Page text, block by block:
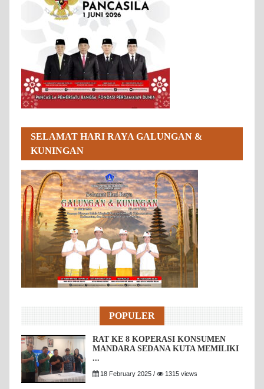
SELAMAT HARI RAYA GALUNGAN &
KUNINGAN
POPULER
RAT KE 8 KOPERASI KONSUMEN
MANDARA SEDANA KUTA MEMILIKI
...
18 February 2025 / 1315 views